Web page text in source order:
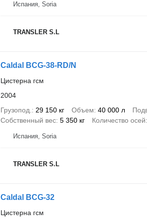
Испания, Soria
TRANSLER S.L
Caldal BCG-38-RD/N
Цистерна гсм
2004
Грузопод.
29 150 кг Объем 40 000 л
Собственный вес 5 350 кг Количество осей
Испания, Soria
TRANSLER S.L
Caldal BCG-32
Цистерна гсм